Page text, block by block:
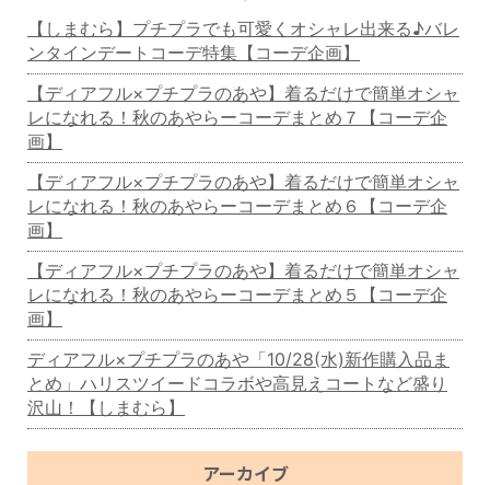
【しまむら】プチプラでも可愛くオシャレ出来る♪バレ
ンタインデートコーデ特集【コーデ企画】
【ディアフル×プチプラのあや】着るだけで簡単オシャ
レになれる！秋のあやらーコーデまとめ７【コーデ企
画】
【ディアフル×プチプラのあや】着るだけで簡単オシャ
レになれる！秋のあやらーコーデまとめ６【コーデ企
画】
【ディアフル×プチプラのあや】着るだけで簡単オシャ
レになれる！秋のあやらーコーデまとめ５【コーデ企
画】
ディアフル×プチプラのあや「10/28(水)新作購入品ま
とめ」ハリスツイードコラボや高見えコートなど盛り
沢山！【しまむら】
アーカイブ